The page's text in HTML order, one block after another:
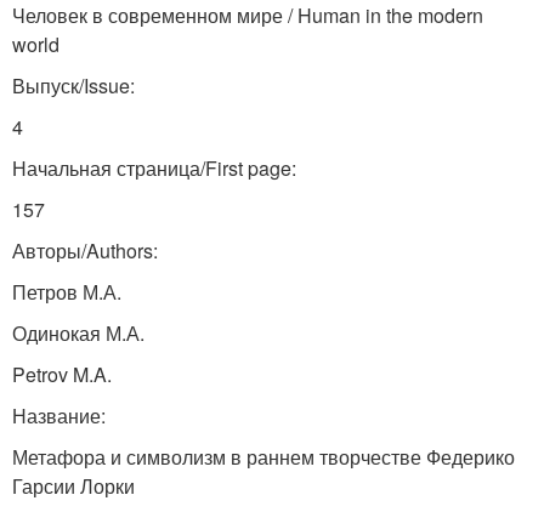
Человек в современном мире / Human in the modern
world
Выпуск/Issue:
4
Начальная страница/First page:
157
Авторы/Authors:
Петров М.А.
Одинокая М.А.
Petrov M.A.
Название:
Метафора и символизм в раннем творчестве Федерико
Гарсии Лорки